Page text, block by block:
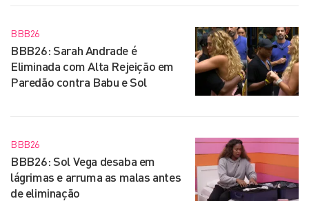
BBB26
BBB26: Sarah Andrade é
Eliminada com Alta Rejeição em
Paredão contra Babu e Sol
BBB26
BBB26: Sol Vega desaba em
lágrimas e arruma as malas antes
de eliminação